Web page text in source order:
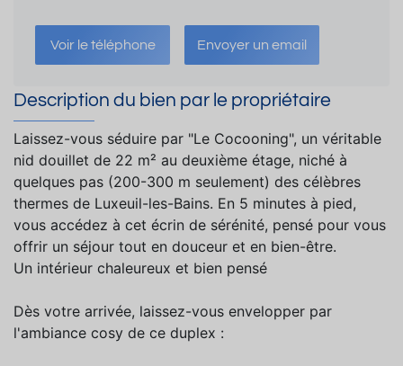
Voir le téléphone Envoyer un email
Description du bien par le propriétaire
Laissez-vous séduire par "Le Cocooning", un véritable
nid douillet de 22 m² au deuxième étage, niché à
quelques pas (200-300 m seulement) des célèbres
thermes de Luxeuil-les-Bains. En 5 minutes à pied,
vous accédez à cet écrin de sérénité, pensé pour vous
offrir un séjour tout en douceur et en bien-être.
Un intérieur chaleureux et bien pensé
Dès votre arrivée, laissez-vous envelopper par
l'ambiance cosy de ce duplex :